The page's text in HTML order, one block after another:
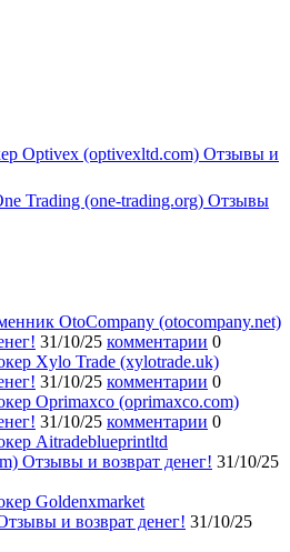
Optivex (optivexltd.com) Отзывы и
Trading (one-trading.org) Отзывы
OtoCompany (otocompany.net)
31/10/25 комментарии 0
Xylo Trade (xylotrade.uk)
31/10/25 комментарии 0
Oprimaxco (oprimaxco.com)
31/10/25 комментарии 0
Aitradeblueprintltd
Отзывы и возврат денег! 31/10/25
Goldenxmarket
и возврат денег! 31/10/25